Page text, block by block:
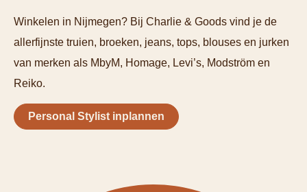
Winkelen in Nijmegen? Bij Charlie & Goods vind je de
allerfijnste truien, broeken, jeans, tops, blouses en jurken
van merken als MbyM, Homage, Levi’s, Modström en
Reiko.
Personal Stylist inplannen